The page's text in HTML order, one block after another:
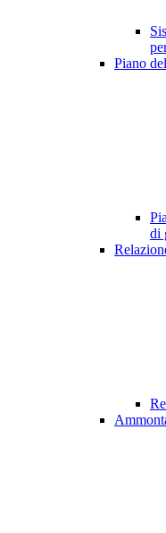
Piano
di